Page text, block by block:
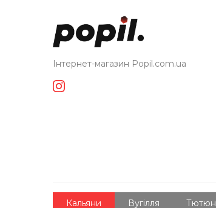
Інтернет-магазин Popil.com.ua
Кальяни Вугілля Тютюн